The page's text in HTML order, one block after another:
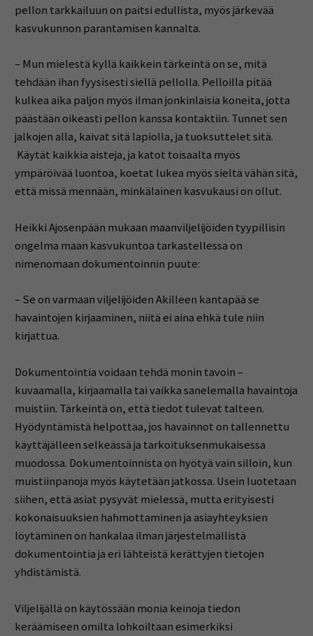
pellon tarkkailuun on paitsi edullista, myös järkevää
kasvukunnon parantamisen kannalta.
– Mun mielestä kyllä kaikkein tärkeintä on se, mitä
tehdään ihan fyysisesti siellä pellolla. Pelloilla pitää
kulkea aika paljon myös ilman jonkinlaisia koneita, jotta
päästään oikeasti pellon kanssa kontaktiin. Tunnet sen
jalkojen alla, kaivat sitä lapiolla, ja tuoksuttelet sitä.
Käytät kaikkia aisteja, ja katot toisaalta myös
ympäröivää luontoa, koetat lukea myös sieltä vähän sitä,
että missä mennään, minkälainen kasvukausi on ollut.
Heikki Ajosenpään mukaan maanviljelijöiden tyypillisin
ongelma maan kasvukuntoa tarkastellessa on
nimenomaan dokumentoinnin puute:
– Se on varmaan viljelijöiden Akilleen kantapää se
havaintojen kirjaaminen, niitä ei aina ehkä tule niin
kirjattua.
Dokumentointia voidaan tehdä monin tavoin –
kuvaamalla, kirjaamalla tai vaikka sanelemalla havaintoja
muistiin. Tärkeintä on, että tiedot tulevat talteen.
Hyödyntämistä helpottaa, jos havainnot on tallennettu
käyttäjälleen selkeässä ja tarkoituksenmukaisessa
muodossa. Dokumentoinnista on hyötyä vain silloin, kun
muistiinpanoja myös käytetään jatkossa. Usein luotetaan
siihen, että asiat pysyvät mielessä, mutta erityisesti
kokonaisuuksien hahmottaminen ja asiayhteyksien
löytäminen on hankalaa ilman järjestelmällistä
dokumentointia ja eri lähteistä kerättyjen tietojen
yhdistämistä.
Viljelijällä on käytössään monia keinoja tiedon
keräämiseen omilta lohkoiltaan esimerkiksi